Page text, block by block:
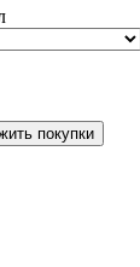
покупки